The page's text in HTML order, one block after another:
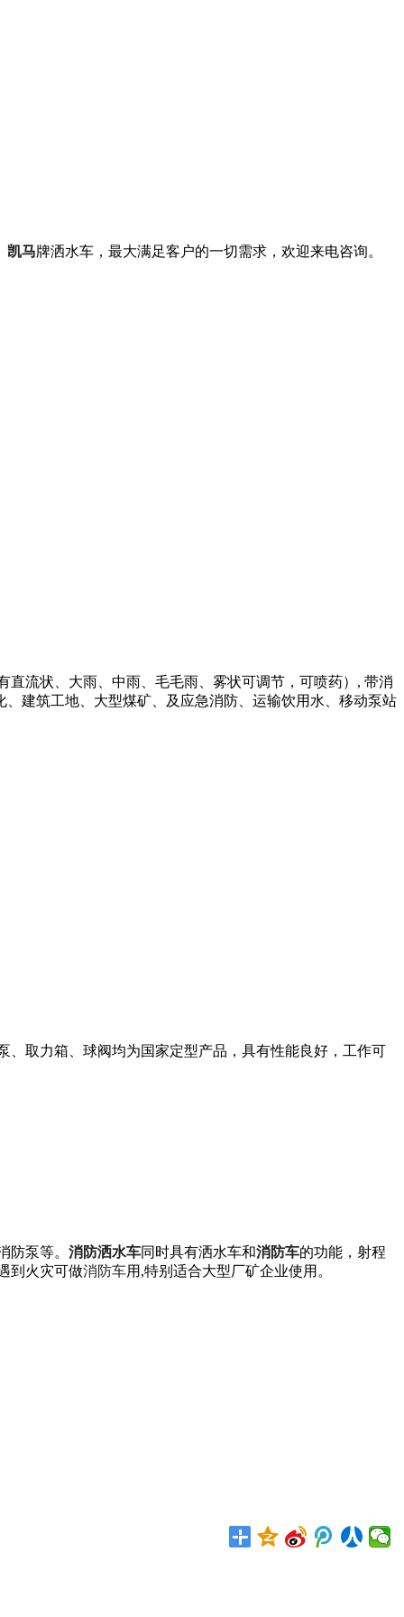
凯马牌洒水车，最大满足客户的一切需求，欢迎来电咨询。
流状、大雨、中雨、毛毛雨、雾状可调节，可喷药）, 带消
、建筑工地、大型煤矿、及应急消防、运输饮用水、移动泵站
取力箱、球阀均为国家定型产品，具有性能良好，工作可
泵等。 消防洒水车同时具有洒水车和消防车的功能，射程
到火灾可做消防车用,特别适合大型厂矿企业使用。